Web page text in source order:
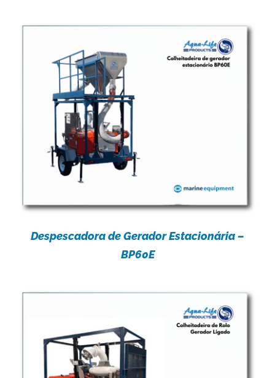
Despescadora de Gerador Estacionária –
BP60E